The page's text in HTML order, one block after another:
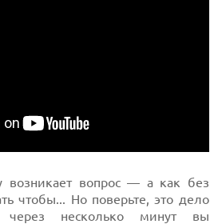
возникает вопрос — а как без
чтобы... Но поверьте, это дело
несколько минут вы